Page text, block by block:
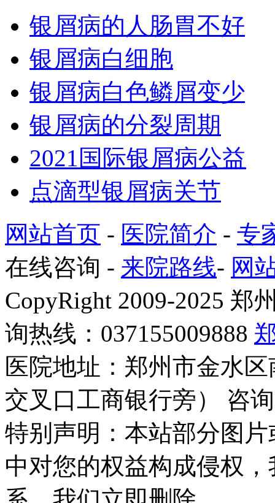
银屑病的人肠胃不好
银屑病白细胞
银屑病白色鳞屑变少
银屑病的分裂周期
2021国际银屑病公益
点滴型银屑病关节
网站首页 - 医院简介 - 专
在线咨询 - 来院路线- 网
CopyRight 2009-2025 郑
询热线：037155009888
医院地址：郑州市金水
交叉口工商银行旁） 咨
特别声明：本站部分图
中对您的权益构成侵权